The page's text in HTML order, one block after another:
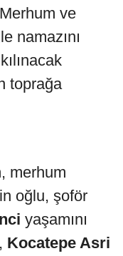
ve
namazını
kılınacak
toprağa
merhum
oğlu, şoför
yaşamını
Kocatepe Asri